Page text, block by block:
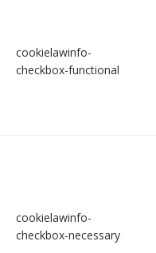
cookielawinfo-
checkbox-functional
cookielawinfo-
checkbox-necessary